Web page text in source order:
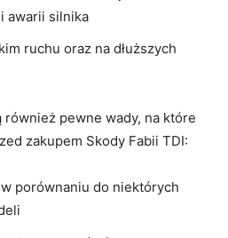
awarii⁢ silnika
ruchu​ oraz ‍na dłuższych
pewne wady, na które
‍zakupem Skody Fabii TDI:
porównaniu do niektórych